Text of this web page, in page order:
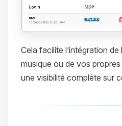
Cela facilite l’intégration
musique ou de vos
une visibilité complète sur